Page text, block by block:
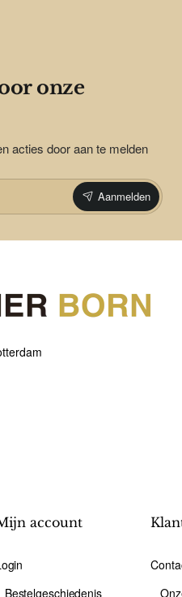
onze
acties door aan te melden
Aanmelden
account
Bestelgeschiedenis